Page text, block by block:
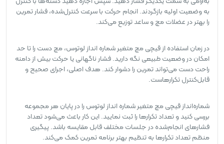
به وضعیت اولیه بازگردند. انجام حرکت با سرعت کنترل‌شده، فشار تمرین
را بهتر در عضلات مچ و ساعد توزیع می‌کند.
در زمان استفاده از قیچی مچ متغیر شماره انداز لوتوس، مچ دست را تا حد
امکان در وضعیت طبیعی نگه دارید. فشار ناگهانی یا حرکت بیش از دامنه
راحت دست می‌تواند تمرین را دشوار کند. هدف اصلی، اجرای صحیح و
قابل‌کنترل تکرارهاست.
شماره‌انداز قیچی مچ متغیر شماره انداز لوتوس را در پایان هر مجموعه
بررسی کنید و تعداد تکرارها را ثبت نمایید. این کار باعث می‌شود تعداد
فشارهای انجام‌شده در جلسات مختلف قابل مقایسه باشد. پیگیری
منظم تعداد تکرارها به تنظیم بهتر برنامه تمرین کمک می‌کند.